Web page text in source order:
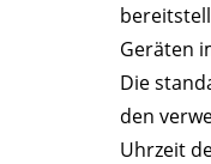
Geräten
Die
den
Uhrzeit